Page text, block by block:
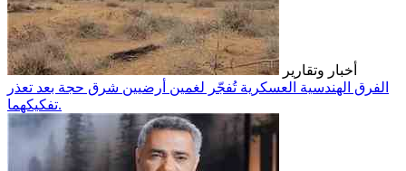
أخبار وتقارير
الفرق الهندسية العسكرية تُفجّر لغمين أرضيين شرق حجة بعد تعذر
تفكيكهما.